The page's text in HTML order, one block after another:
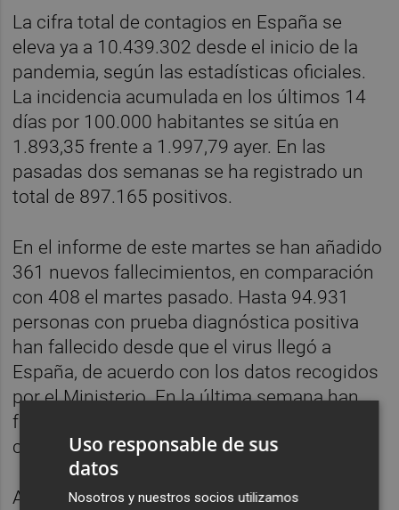
La cifra total de contagios en España se
eleva ya a 10.439.302 desde el inicio de la
pandemia, según las estadísticas oficiales.
La incidencia acumulada en los últimos 14
días por 100.000 habitantes se sitúa en
1.893,35 frente a 1.997,79 ayer. En las
pasadas dos semanas se ha registrado un
total de 897.165 positivos.
En el informe de este martes se han añadido
361 nuevos fallecimientos, en comparación
con 408 el martes pasado. Hasta 94.931
personas con prueba diagnóstica positiva
han fallecido desde que el virus llegó a
España, de acuerdo con los datos recogidos
por el Ministerio. En la última semana han
fallecido 762 personas con positivo
confirmado en España.
Actualmente, hay 15.206 pacientes
Uso responsable de sus
datos
Nosotros y nuestros socios utilizamos